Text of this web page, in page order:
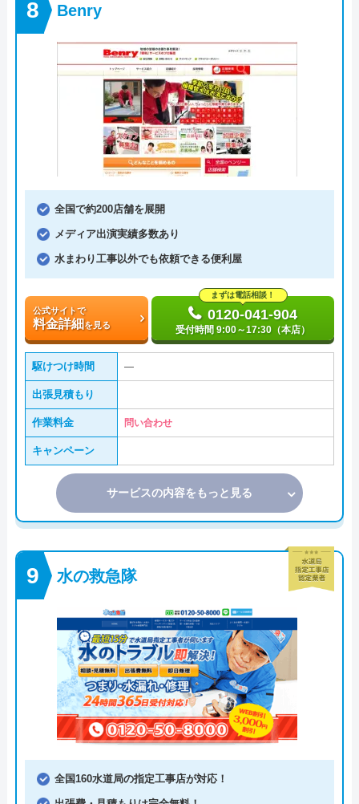
Benry
全国で約200店舗を展開
メディア出演実績多数あり
水まわり工事以外でも依頼できる便利屋
公式サイトで
料金詳細を見る
まずは電話相談！
0120-041-904
受付時間 9:00～17:30（本店）
駆けつけ時間 ―
出張見積もり
作業料金 問い合わせ
キャンペーン
サービスの内容をもっと見る
水の救急隊
全国160水道局の指定工事店が対応！